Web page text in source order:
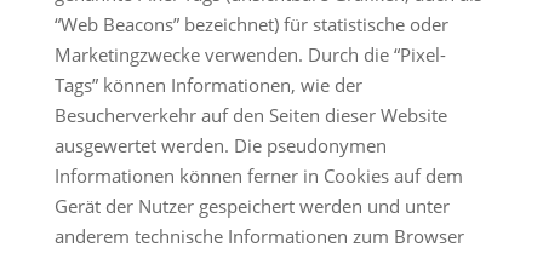
“Web Beacons” bezeichnet) für statistische oder
Marketingzwecke verwenden. Durch die “Pixel-
Tags” können Informationen, wie der
Besucherverkehr auf den Seiten dieser Website
ausgewertet werden. Die pseudonymen
Informationen können ferner in Cookies auf dem
Gerät der Nutzer gespeichert werden und unter
anderem technische Informationen zum Browser